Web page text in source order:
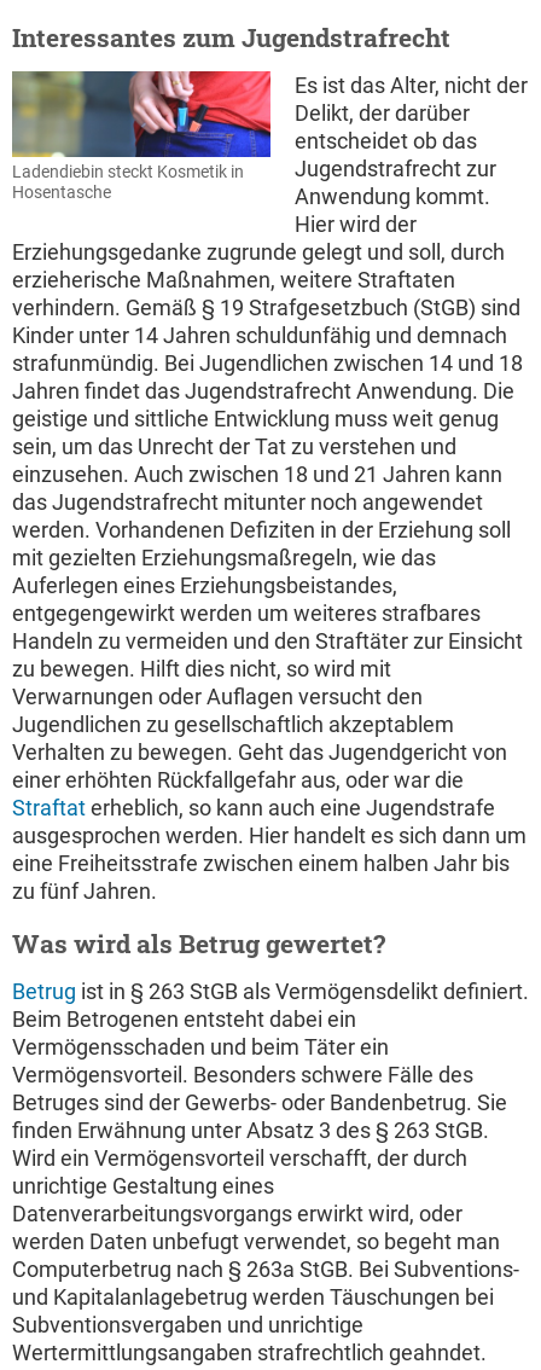
Interessantes zum Jugendstrafrecht
Ladendiebin steckt Kosmetik in
Hosentasche
Es ist das Alter, nicht der
Delikt, der darüber
entscheidet ob das
Jugendstrafrecht zur
Anwendung kommt.
Hier wird der
Erziehungsgedanke zugrunde gelegt und soll, durch
erzieherische Maßnahmen, weitere Straftaten
verhindern. Gemäß § 19 Strafgesetzbuch (StGB) sind
Kinder unter 14 Jahren schuldunfähig und demnach
strafunmündig. Bei Jugendlichen zwischen 14 und 18
Jahren findet das Jugendstrafrecht Anwendung. Die
geistige und sittliche Entwicklung muss weit genug
sein, um das Unrecht der Tat zu verstehen und
einzusehen. Auch zwischen 18 und 21 Jahren kann
das Jugendstrafrecht mitunter noch angewendet
werden. Vorhandenen Defiziten in der Erziehung soll
mit gezielten Erziehungsmaßregeln, wie das
Auferlegen eines Erziehungsbeistandes,
entgegengewirkt werden um weiteres strafbares
Handeln zu vermeiden und den Straftäter zur Einsicht
zu bewegen. Hilft dies nicht, so wird mit
Verwarnungen oder Auflagen versucht den
Jugendlichen zu gesellschaftlich akzeptablem
Verhalten zu bewegen. Geht das Jugendgericht von
einer erhöhten Rückfallgefahr aus, oder war die
Straftaterheblich, so kann auch eine Jugendstrafe
ausgesprochen werden. Hier handelt es sich dann um
eine Freiheitsstrafe zwischen einem halben Jahr bis
zu fünf Jahren.
Was wird als Betrug gewertet?
Betrug ist in § 263 StGB als Vermögensdelikt definiert.
Beim Betrogenen entsteht dabei ein
Vermögensschaden und beim Täter ein
Vermögensvorteil. Besonders schwere Fälle des
Betruges sind der Gewerbs- oder Bandenbetrug. Sie
finden Erwähnung unter Absatz 3 des § 263 StGB.
Wird ein Vermögensvorteil verschafft, der durch
unrichtige Gestaltung eines
Datenverarbeitungsvorgangs erwirkt wird, oder
werden Daten unbefugt verwendet, so begeht man
Computerbetrug nach § 263a StGB. Bei Subventions-
und Kapitalanlagebetrug werden Täuschungen bei
Subventionsvergaben und unrichtige
Wertermittlungsangaben strafrechtlich geahndet.